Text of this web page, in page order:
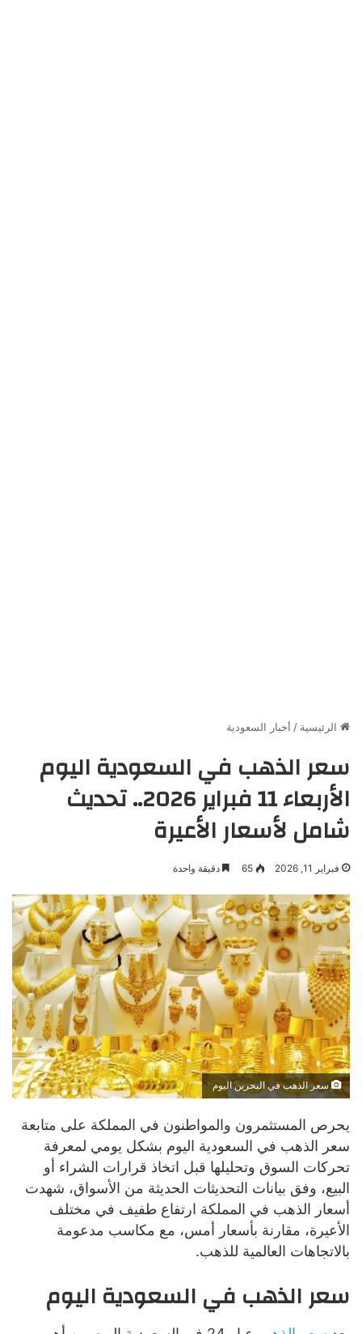
الرئيسية / أخبار السعودية
سعر الذهب في السعودية اليوم
الأربعاء 11 فبراير 2026.. تحديث
شامل لأسعار الأعيرة
فبراير 11, 2026 65 دقيقة واحدة
سعر الذهب في البحرين اليوم
يحرص المستثمرون والمواطنون في المملكة على متابعة
سعر الذهب في السعودية اليوم بشكل يومي لمعرفة
تحركات السوق وتحليلها قبل اتخاذ قرارات الشراء أو
البيع، وفق بيانات التحديثات الحديثة من الأسواق، شهدت
أسعار الذهب في المملكة ارتفاع طفيف في مختلف
الأعيرة، مقارنة بأسعار أمس، مع مكاسب مدعومة
بالاتجاهات العالمية للذهب.
سعر الذهب في السعودية اليوم